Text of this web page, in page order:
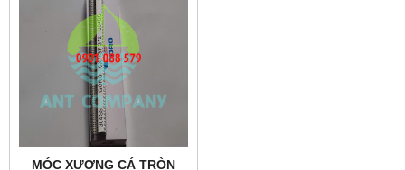
MÓC XƯƠNG CÁ TRÒN